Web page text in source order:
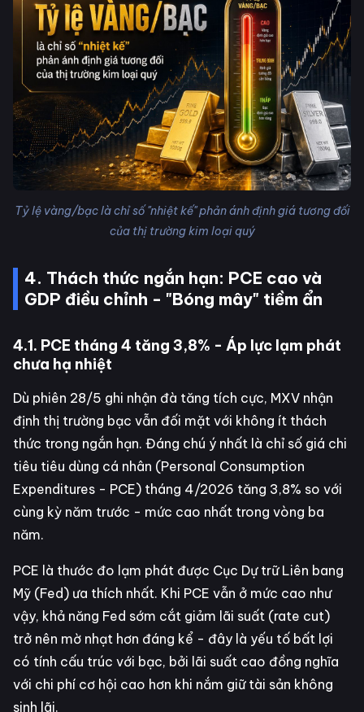
Tỷ lệ vàng/bạc là chỉ số "nhiệt kế" phản ánh định giá tương đối
của thị trường kim loại quý
4. Thách thức ngắn hạn: PCE cao và
GDP điều chỉnh - "Bóng mây" tiềm ẩn
4.1. PCE tháng 4 tăng 3,8% - Áp lực lạm phát
chưa hạ nhiệt
Dù phiên 28/5 ghi nhận đà tăng tích cực, MXV nhận
định thị trường bạc vẫn đối mặt với không ít thách
thức trong ngắn hạn. Đáng chú ý nhất là chỉ số giá chi
tiêu tiêu dùng cá nhân (Personal Consumption
Expenditures - PCE) tháng 4/2026 tăng 3,8% so với
cùng kỳ năm trước - mức cao nhất trong vòng ba
năm.
PCE là thước đo lạm phát được Cục Dự trữ Liên bang
Mỹ (Fed) ưa thích nhất. Khi PCE vẫn ở mức cao như
vậy, khả năng Fed sớm cắt giảm lãi suất (rate cut)
trở nên mờ nhạt hơn đáng kể - đây là yếu tố bất lợi
có tính cấu trúc với bạc, bởi lãi suất cao đồng nghĩa
với chi phí cơ hội cao hơn khi nắm giữ tài sản không
sinh lãi.